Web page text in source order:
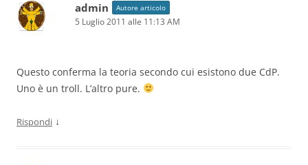
admin Autore articolo
5 Luglio 2011 alle 11:13 AM
Questo conferma la teoria secondo cui esistono due CdP.
Uno è un troll. L’altro pure.
Rispondi ↓